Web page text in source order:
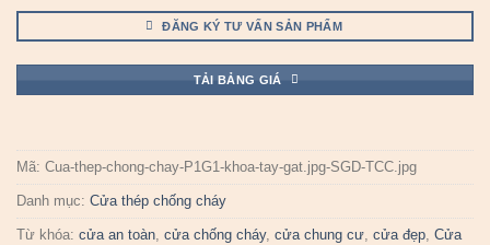
ĐĂNG KÝ TƯ VẤN SẢN PHẨM
TẢI BẢNG GIÁ
Mã: Cua-thep-chong-chay-P1G1-khoa-tay-gat.jpg-SGD-TCC.jpg
Danh mục: Cửa thép chống cháy
Từ khóa: cửa an toàn, cửa chống cháy, cửa chung cư, cửa đẹp, Cửa